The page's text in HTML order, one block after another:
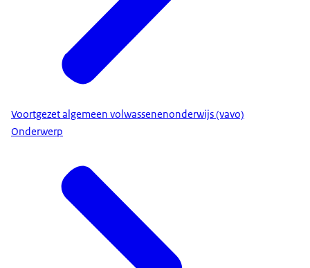
Voortgezet algemeen volwassenenonderwijs (vavo)
Onderwerp